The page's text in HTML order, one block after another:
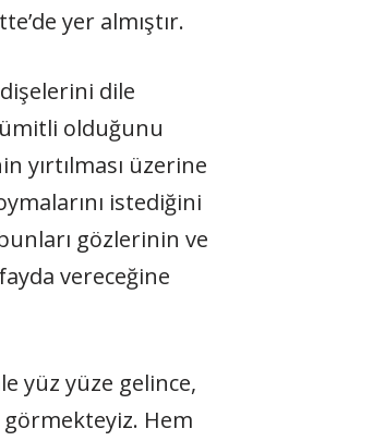
yer almıştır.
dile
olduğunu
yırtılması üzerine
istediğini
gözlerinin ve
vereceğine
yüz yüze gelince,
görmekteyiz. Hem